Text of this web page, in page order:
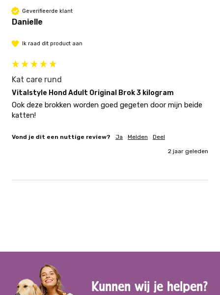
Geverifieerde klant
Danielle
Ik raad dit product aan
Kat care rund
Vitalstyle Hond Adult Original Brok 3 kilogram
Ook deze brokken worden goed gegeten door mijn beide
katten!
Vond je dit een nuttige review? Ja Melden Deel
2 jaar geleden
Kunnen wij je helpen?